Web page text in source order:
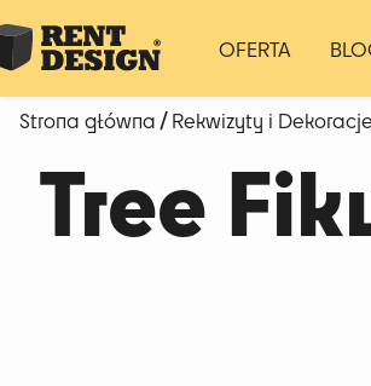
OFERTA
Strona główna/Rekwizyty i Dekoracje
Tree